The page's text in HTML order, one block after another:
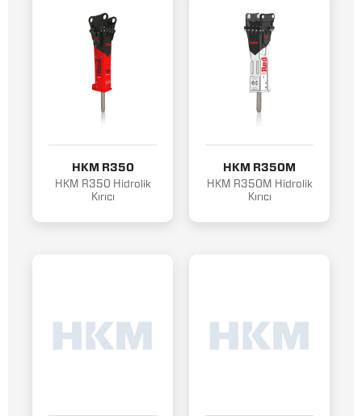
HKM R350
HKM R350 Hidrolik
Kırıcı
HKM R350M
HKM R350M Hidrolik
Kırıcı